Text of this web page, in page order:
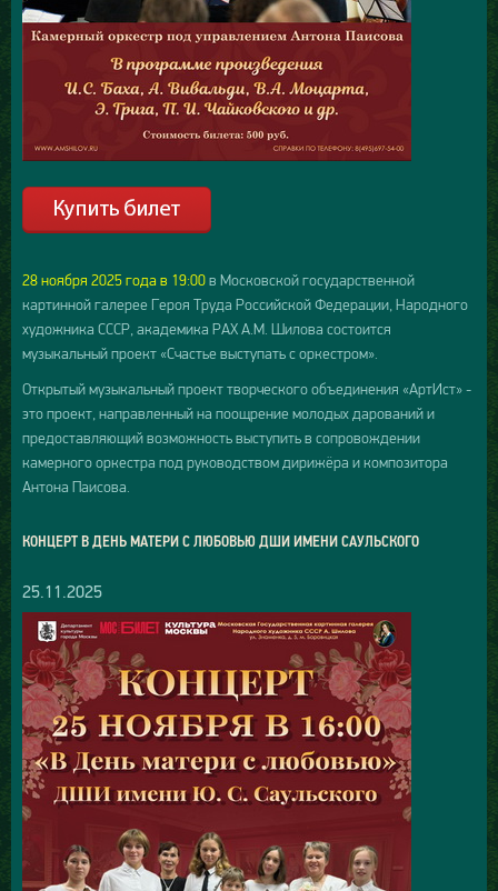
28 ноября 2025 года в 19:00в Московской государственной
картинной галерее Героя Труда Российской Федерации, Народного
художника СССР, академика РАХ А.М. Шилова состоится
музыкальный проект «Счастье выступать с оркестром».
Открытый музыкальный проект творческого объединения «AртИст» -
это проект, направленный на поощрение молодых дарований и
предоставляющий возможность выступить в сопровождении
камерного оркестра под руководством дирижёра и композитора
Антона Паисова.
КОНЦЕРТ В ДЕНЬ МАТЕРИ С ЛЮБОВЬЮ ДШИ ИМЕНИ САУЛЬСКОГО
25.11.2025